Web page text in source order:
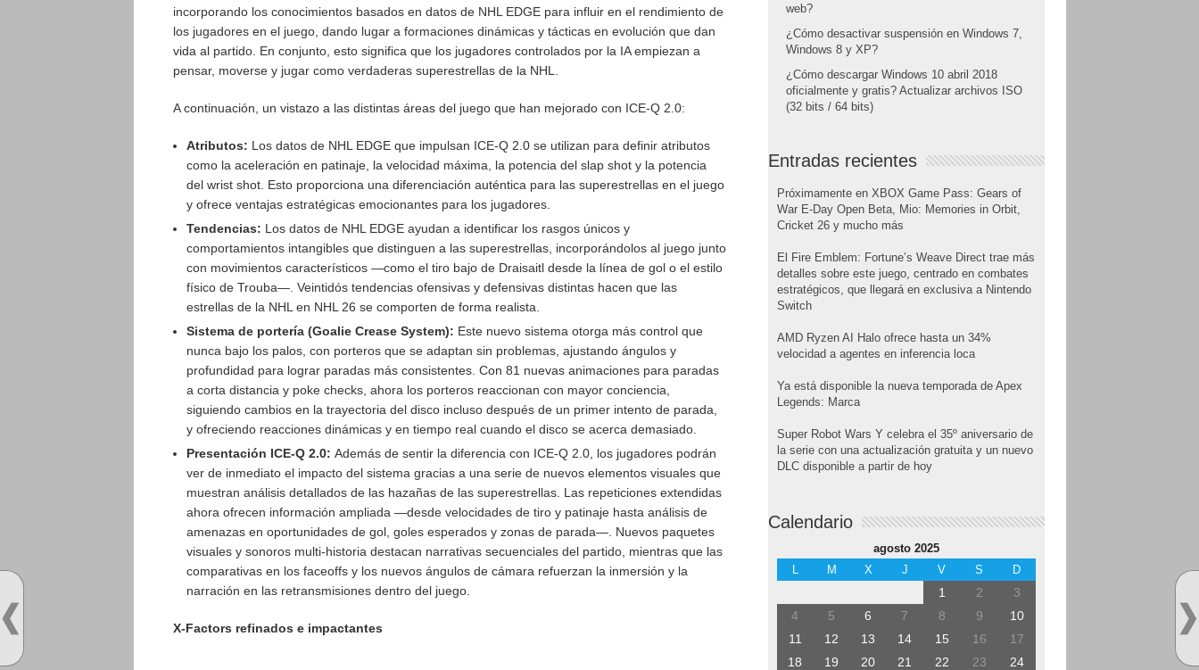
incorporando los conocimientos basados en datos de NHL EDGE para influir en el rendimiento de
los jugadores en el juego, dando lugar a formaciones dinámicas y tácticas en evolución que dan
vida al partido. En conjunto, esto significa que los jugadores controlados por la IA empiezan a
pensar, moverse y jugar como verdaderas superestrellas de la NHL.
A continuación, un vistazo a las distintas áreas del juego que han mejorado con ICE-Q 2.0:
Atributos: Los datos de NHL EDGE que impulsan ICE-Q 2.0 se utilizan para definir atributos
como la aceleración en patinaje, la velocidad máxima, la potencia del slap shot y la potencia
del wrist shot. Esto proporciona una diferenciación auténtica para las superestrellas en el juego
y ofrece ventajas estratégicas emocionantes para los jugadores.
Tendencias: Los datos de NHL EDGE ayudan a identificar los rasgos únicos y
comportamientos intangibles que distinguen a las superestrellas, incorporándolos al juego junto
con movimientos característicos —como el tiro bajo de Draisaitl desde la línea de gol o el estilo
físico de Trouba—. Veintidós tendencias ofensivas y defensivas distintas hacen que las
estrellas de la NHL en NHL 26 se comporten de forma realista.
Sistema de portería (Goalie Crease System): Este nuevo sistema otorga más control que
nunca bajo los palos, con porteros que se adaptan sin problemas, ajustando ángulos y
profundidad para lograr paradas más consistentes. Con 81 nuevas animaciones para paradas
a corta distancia y poke checks, ahora los porteros reaccionan con mayor conciencia,
siguiendo cambios en la trayectoria del disco incluso después de un primer intento de parada,
y ofreciendo reacciones dinámicas y en tiempo real cuando el disco se acerca demasiado.
Presentación ICE-Q 2.0: Además de sentir la diferencia con ICE-Q 2.0, los jugadores podrán
ver de inmediato el impacto del sistema gracias a una serie de nuevos elementos visuales que
muestran análisis detallados de las hazañas de las superestrellas. Las repeticiones extendidas
ahora ofrecen información ampliada —desde velocidades de tiro y patinaje hasta análisis de
amenazas en oportunidades de gol, goles esperados y zonas de parada—. Nuevos paquetes
visuales y sonoros multi-historia destacan narrativas secuenciales del partido, mientras que las
comparativas en los faceoffs y los nuevos ángulos de cámara refuerzan la inmersión y la
narración en las retransmisiones dentro del juego.
X-Factors refinados e impactantes
web?
¿Cómo desactivar suspensión en Windows 7,
Windows 8 y XP?
¿Cómo descargar Windows 10 abril 2018
oficialmente y gratis? Actualizar archivos ISO
(32 bits / 64 bits)
Entradas recientes
Próximamente en XBOX Game Pass: Gears of
War E-Day Open Beta, Mio: Memories in Orbit,
Cricket 26 y mucho más
El Fire Emblem: Fortune’s Weave Direct trae más
detalles sobre este juego, centrado en combates
estratégicos, que llegará en exclusiva a Nintendo
Switch
AMD Ryzen AI Halo ofrece hasta un 34%
velocidad a agentes en inferencia loca
Ya está disponible la nueva temporada de Apex
Legends: Marca
Super Robot Wars Y celebra el 35º aniversario de
la serie con una actualización gratuita y un nuevo
DLC disponible a partir de hoy
Calendario
agosto 2025
L
M X J V S D
1 2
3
4
5 6 7 8 9
10
11
12 13 14 15 16
17
18
19 20 21 22 23
24